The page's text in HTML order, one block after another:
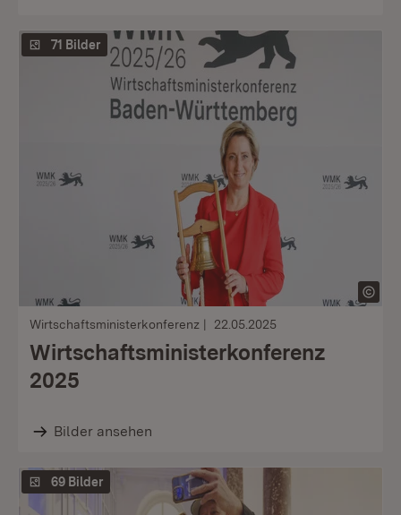
71 Bilder
Wirtschaftsministerkonferenz 22.05.2025
Wirtschaftsministerkonferenz
2025
Bilder ansehen
69 Bilder